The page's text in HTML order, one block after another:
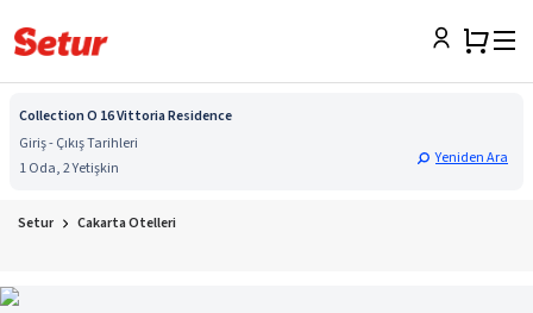
Collection O 16 Vittoria Residence
Giriş - Çıkış Tarihleri
1 Oda, 2 Yetişkin
Yeniden Ara
Setur Cakarta Otelleri